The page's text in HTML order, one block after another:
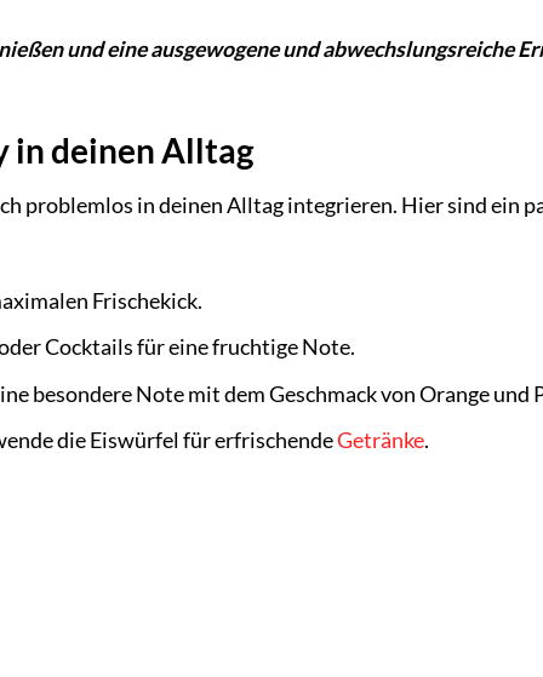
und eine ausgewogene und abwechslungsreiche
in deinen Alltag
problemlos in deinen Alltag integrieren. Hier sind ein
Frischekick.
Cocktails für eine fruchtige Note.
besondere Note mit dem Geschmack von Orange und
die Eiswürfel für erfrischendeGetränke.